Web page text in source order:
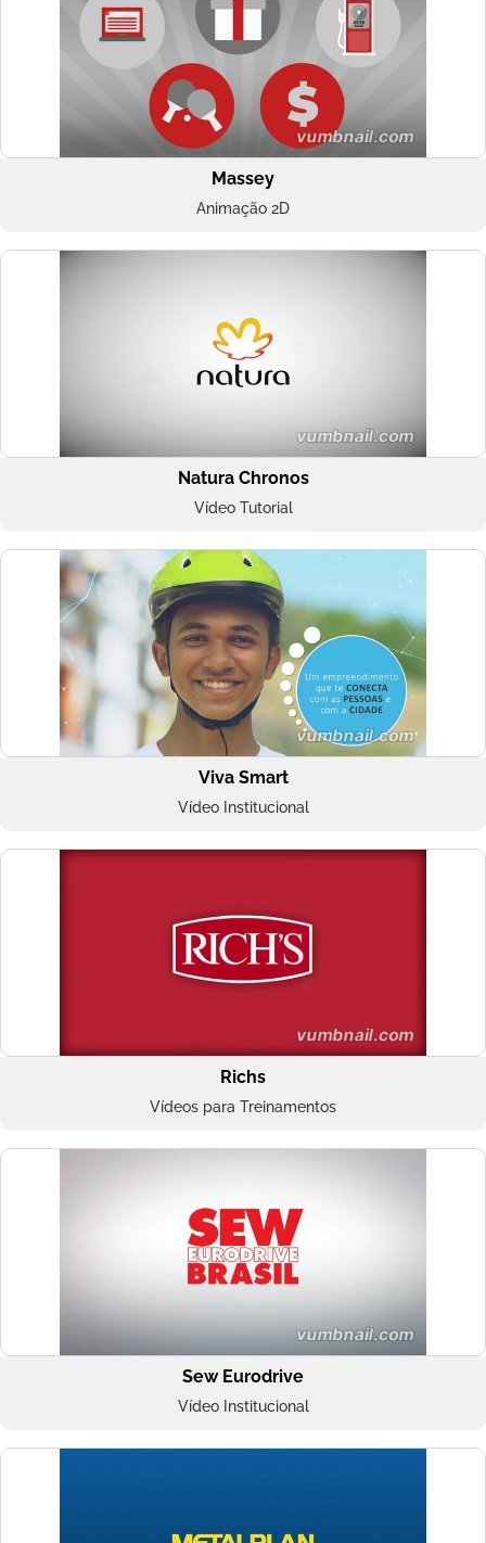
Massey
Animação 2D
Natura Chronos
Vídeo Tutorial
Viva Smart
Vídeo Institucional
Richs
Vídeos para Treinamentos
Sew Eurodrive
Vídeo Institucional